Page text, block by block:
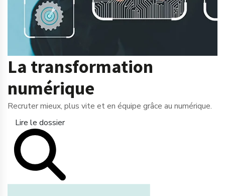
La transformation
numérique
Recruter mieux, plus vite et en équipe grâce au numérique.
Lire le dossier